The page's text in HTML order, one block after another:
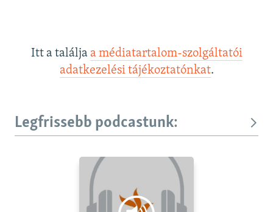
Itt a találja a médiatartalom-szolgáltatói
adatkezelési tájékoztatónkat.
Legfrissebb podcastunk: